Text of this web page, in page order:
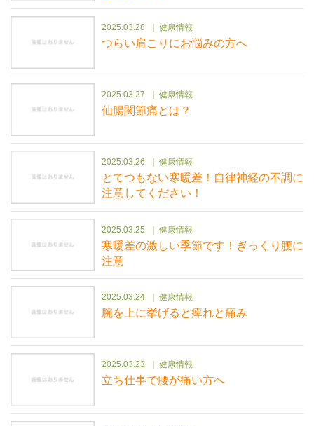
2025.03.28 健康情報
つらい肩こりにお悩みの方へ
2025.03.27 健康情報
仙腸関節痛とは？
2025.03.26 健康情報
とてつもない寒暖差！自律神経の不調に
注意してください！
2025.03.25 健康情報
寒暖差の激しい季節です！ぎっくり腰に
注意
2025.03.24 健康情報
腕を上に挙げると痺れと痛み
2025.03.23 健康情報
立ち仕事で腰が痛い方へ